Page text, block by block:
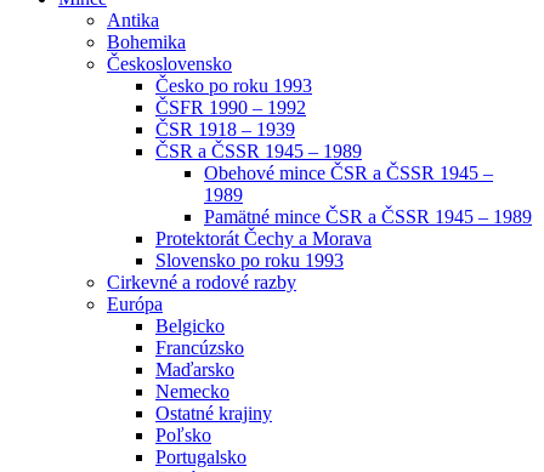
Antika
Bohemika
Československo
Česko po roku 1993
ČSFR 1990 – 1992
ČSR 1918 – 1939
ČSR a ČSSR 1945 – 1989
Obehové mince ČSR a ČSSR 1945 –
1989
Pamätné mince ČSR a ČSSR 1945 – 1989
Protektorát Čechy a Morava
Slovensko po roku 1993
Cirkevné a rodové razby
Európa
Belgicko
Francúzsko
Maďarsko
Nemecko
Ostatné krajiny
Poľsko
Portugalsko